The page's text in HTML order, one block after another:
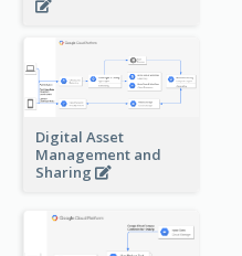
Digital Asset
Management and
Sharing